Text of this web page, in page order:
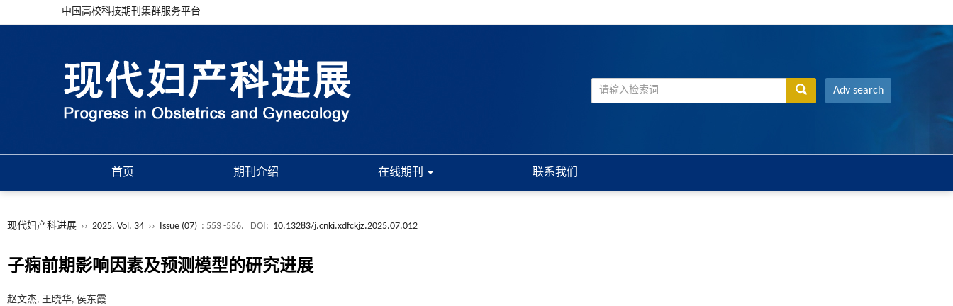
中国高校科技期刊集群服务平台
Adv search
首页 期刊介绍 在线期刊 联系我们
现代妇产科进展 ›› 2025, Vol. 34 ›› Issue (07) : 553 -556. DOI: 10.13283/j.cnki.xdfckjz.2025.07.012
子痫前期影响因素及预测模型的研究进展
赵文杰, 王晓华, 侯东霞